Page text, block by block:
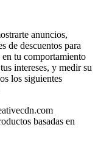
anuncios,
de descuentos para
tu comportamiento
intereses, y medir su
los siguientes
basadas en